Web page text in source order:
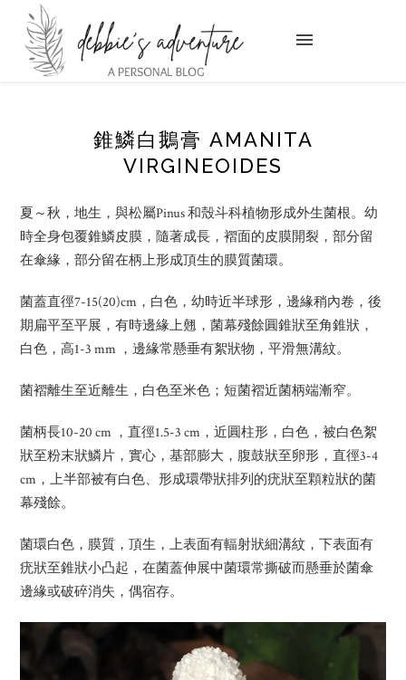
錐鱗白鵝膏 AMANITA
VIRGINEOIDES
夏～秋，地生，與松屬Pinus 和殼斗科植物形成外生菌根。幼
時全身包覆錐鱗皮膜，隨著成長，褶面的皮膜開裂，部分留
在傘緣，部分留在柄上形成頂生的膜質菌環。
菌蓋直徑7-15(20)cm，白色，幼時近半球形，邊緣稍內卷，後
期扁平至平展，有時邊緣上翹，菌幕殘餘圓錐狀至角錐狀，
白色，高1-3 mm ，邊緣常懸垂有絮狀物，平滑無溝紋。
菌褶離生至近離生，白色至米色；短菌褶近菌柄端漸窄。
菌柄長10-20 cm ，直徑1.5-3 cm，近圓柱形，白色，被白色絮
狀至粉末狀鱗片，實心，基部膨大，腹鼓狀至卵形，直徑3-4
cm，上半部被有白色、形成環帶狀排列的疣狀至顆粒狀的菌
幕殘餘。
菌環白色，膜質，頂生，上表面有輻射狀細溝紋，下表面有
疣狀至錐狀小凸起，在菌蓋伸展中菌環常撕破而懸垂於菌傘
邊緣或破碎消失，偶宿存。